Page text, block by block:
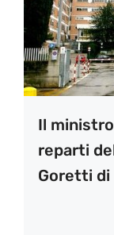
Il
reparti
Goretti di